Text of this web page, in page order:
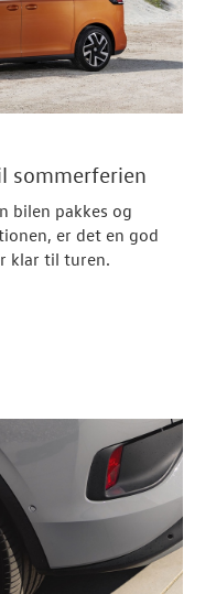
sommerferien
bilen pakkes og
er det en god
klar til turen.